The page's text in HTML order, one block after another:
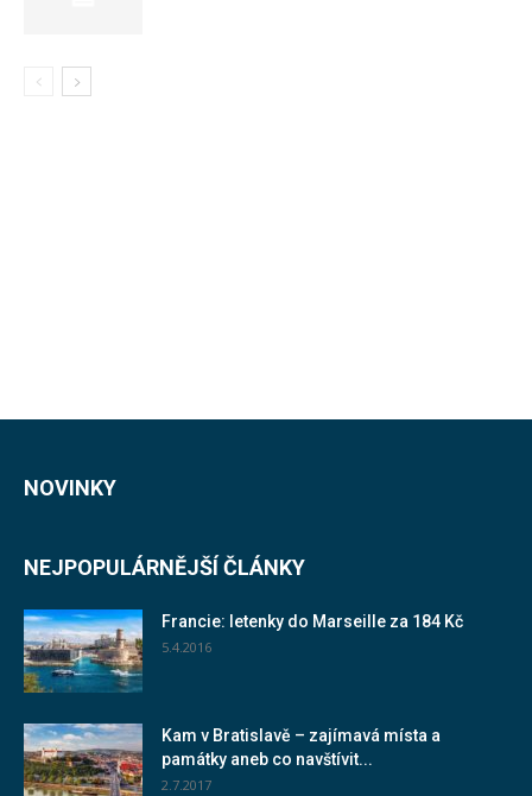
NOVINKY
NEJPOPULÁRNĚJŠÍ ČLÁNKY
Francie: letenky do Marseille za 184 Kč
5.4.2016
Kam v Bratislavě – zajímavá místa a
památky aneb co navštívit...
2.7.2017